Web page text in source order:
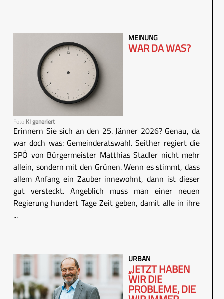
Foto KI generiert
MEINUNG
WAR DA WAS?
Erinnern Sie sich an den 25. Jänner 2026? Genau, da
war doch was: Gemeinderatswahl. Seither regiert die
SPÖ von Bürgermeister Matthias Stadler nicht mehr
allein, sondern mit den Grünen. Wenn es stimmt, dass
allem Anfang ein Zauber innewohnt, dann ist dieser
gut versteckt. Angeblich muss man einer neuen
Regierung hundert Tage Zeit geben, damit alle in ihre
...
URBAN
„JETZT HABEN
WIR DIE
PROBLEME, DIE